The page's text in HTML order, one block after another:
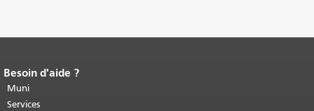
Fin du contenu de la page.
cette page se répète sur chaque page.
Retour au haut du contenu principal
Besoin d'aide ?
Muni
Services